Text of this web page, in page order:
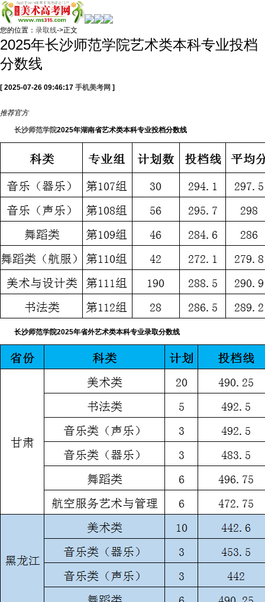
您的位置： 录取线->正文
2025年长沙师范学院艺术类本科专业投档
分数线
[ 2025-07-26 09:46:17 手机美考网 ]
推荐官方
长沙师范学院2025年湖南省艺术类本科专业投档分数线
长沙师范学院2025年省外艺术类本科专业录取分数线